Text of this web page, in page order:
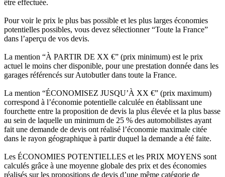
être effectuée.
Pour voir le prix le plus bas possible et les plus larges économies
potentielles possibles, vous devez sélectionner “Toute la France”
dans l’aperçu de vos devis.
La mention “À PARTIR DE XX €” (prix minimum) est le prix
actuel le moins cher disponible, pour une prestation donnée dans les
garages référencés sur Autobutler dans toute la France.
La mention “ÉCONOMISEZ JUSQU’À XX €” (prix maximum)
correspond à l’économie potentielle calculée en établissant une
fourchette entre la proposition de devis la plus élevée et la plus basse
au sein de laquelle un minimum de 25 % des automobilistes ayant
fait une demande de devis ont réalisé l’économie maximale citée
dans le rayon géographique à partir duquel la demande a été faite.
Les ÉCONOMIES POTENTIELLES et les PRIX MOYENS sont
calculés grâce à une moyenne globale des prix et des économies
réalisés sur les propositions de devis d’une même catégorie de